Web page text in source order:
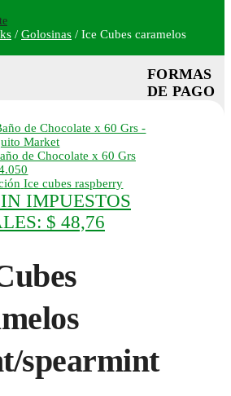
/ Golosinas / Ice Cubes caramelos
de Chocolate x 60 Grs
Ice cubes raspberry
IMPUESTOS
$ 48,76
spearmint
FORMAS
DE PAGO